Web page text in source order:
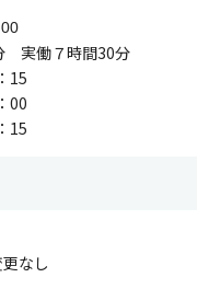
実働７時間30分
15
00
15
なし